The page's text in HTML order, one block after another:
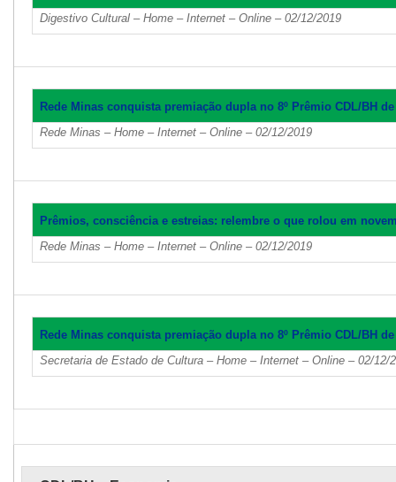
Digestivo Cultural – Home – Internet – Online – 02/12/2019
Rede Minas conquista premiação dupla no 8º Prêmio CDL/BH
Rede Minas – Home – Internet – Online – 02/12/2019
Prêmios, consciência e estreias: relembre o que rolou em
Rede Minas – Home – Internet – Online – 02/12/2019
Rede Minas conquista premiação dupla no 8º Prêmio CDL/BH
Secretaria de Estado de Cultura – Home – Internet – Online – 02/12/